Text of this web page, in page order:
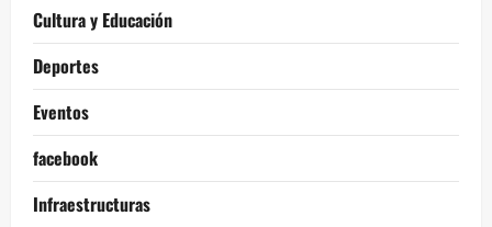
Cultura y Educación
Deportes
Eventos
facebook
Infraestructuras